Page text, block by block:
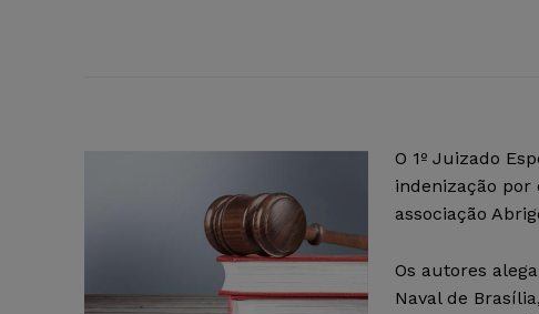
O 1º Juizado
indenização por
associação
Os autores
Naval de